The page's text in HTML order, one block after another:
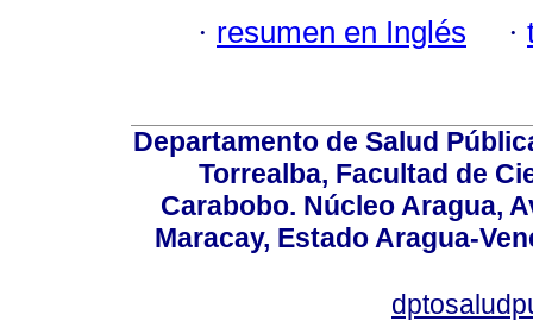
· resumen en Inglés ·
Departamento de Salud
Torrealba, Facultad de
Carabobo. Núcleo Aragua,
Maracay, Estado Aragua-